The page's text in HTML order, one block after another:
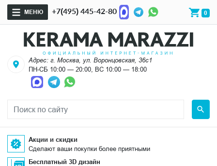
МЕНЮ +7(495) 445-42-80 0
Адрес: г. Москва, ул. Воронцовская, 36с1
ПН-СБ 10:00 — 20:00, ВС 10:00 — 18:00
Акции и скидки
Сделают ваши покупки более приятными
Бесплатный 3D дизайн